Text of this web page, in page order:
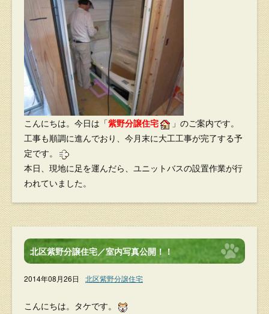
こんにちは。今日は「紫野分譲住宅
」のご案内です。
工事も順調に進んでおり、今月末に大工工事が完了する予
定です。
本日、現地に足を運んだら、ユニットバスの設置作業が行
われていました。
北区紫野分譲住宅／室内写真公開！！
2014年08月26日 北区紫野分譲住宅
こんにちは。タケです。